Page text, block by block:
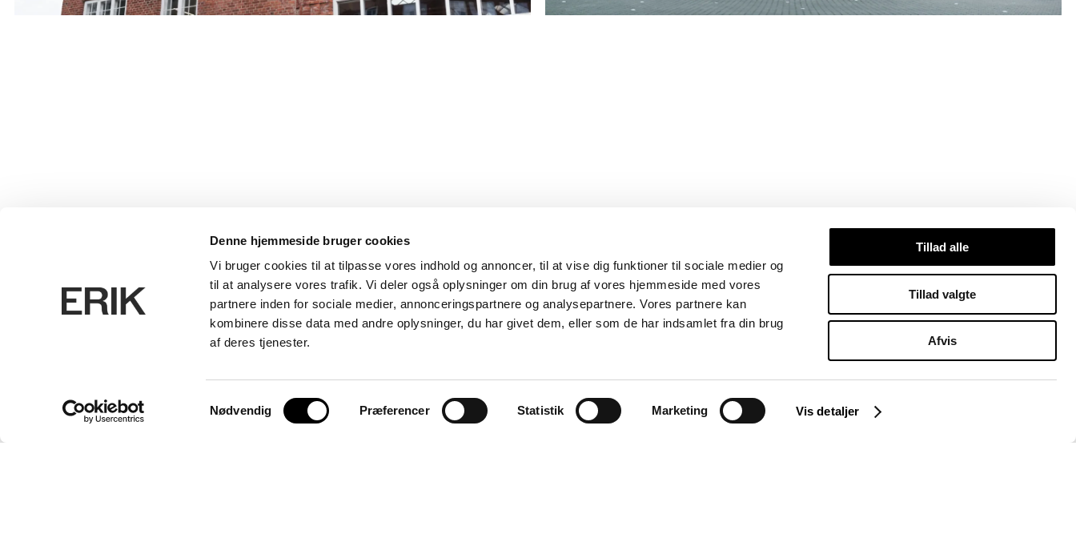
Denne hjemmeside bruger cookies
Vi bruger cookies til at tilpasse vores indhold og annoncer, til at vise dig funktioner til sociale medier og
til at analysere vores trafik. Vi deler også oplysninger om din brug af vores hjemmeside med vores
partnere inden for sociale medier, annonceringspartnere og analysepartnere. Vores partnere kan
kombinere disse data med andre oplysninger, du har givet dem, eller som de har indsamlet fra din brug
af deres tjenester.
Samtykkevalg
Nødvendig Præferencer Statistik Marketing Vis detaljer
Tillad alle
Tillad valgte
Afvis